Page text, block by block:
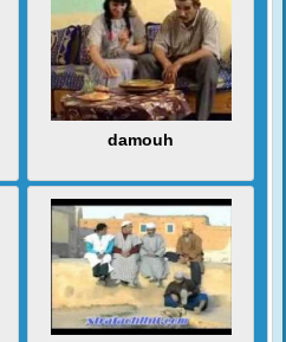
damouh